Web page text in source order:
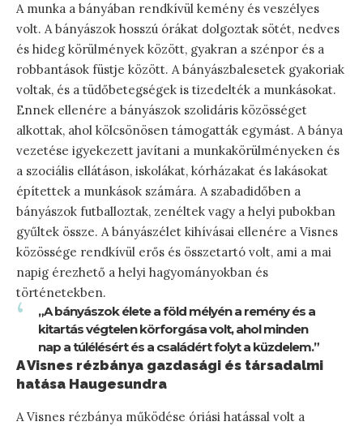
A munka a bányában rendkívül kemény és veszélyes
volt. A bányászok hosszú órákat dolgoztak sötét, nedves
és hideg körülmények között, gyakran a szénpor és a
robbantások füstje között. A bányászbalesetek gyakoriak
voltak, és a tüdőbetegségek is tizedelték a munkásokat.
Ennek ellenére a bányászok szolidáris közösséget
alkottak, ahol kölcsönösen támogatták egymást. A bánya
vezetése igyekezett javítani a munkakörülményeken és
a szociális ellátáson, iskolákat, kórházakat és lakásokat
építettek a munkások számára. A szabadidőben a
bányászok futballoztak, zenéltek vagy a helyi pubokban
gyűltek össze. A bányászélet kihívásai ellenére a Visnes
közössége rendkívül erős és összetartó volt, ami a mai
napig érezhető a helyi hagyományokban és
történetekben.
„A bányászok élete a föld mélyén a remény és a
kitartás végtelen körforgása volt, ahol minden
nap a túlélésért és a családért folyt a küzdelem.”
A Visnes rézbánya gazdasági és társadalmi
hatása Haugesundra
A Visnes rézbánya működése óriási hatással volt a